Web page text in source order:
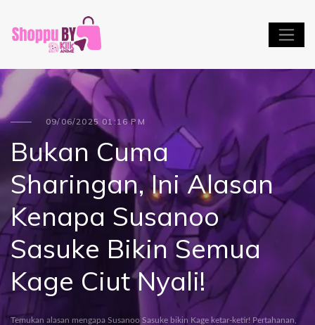
09/06/2025 01:16 PM
Bukan Cuma
Sharingan, Ini Alasan
Kenapa Susanoo
Sasuke Bikin Semua
Kage Ciut Nyali!
Temukan alasan mengapa Susanoo Sasuke bikin Kage ketar-ketir! Pertahanan,